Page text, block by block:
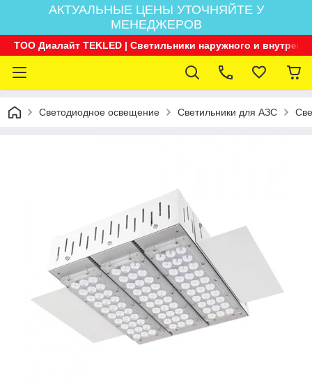
АКТУАЛЬНЫЕ ЦЕНЫ УТОЧНЯЙТЕ У
МЕНЕДЖЕРОВ
ТОО Диалайт TEKLED | Светильники наружного и
Светодиодное освещение Светильники для АЗС